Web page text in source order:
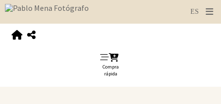
Compra
rápida